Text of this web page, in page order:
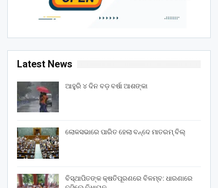
Latest News
ଆହୁରି ୪ ଦିନ ବଡ଼ ବର୍ଷା ଆଶଙ୍କା
ଲୋକସଭାରେ ପାରିତ ହେଲା ବନ୍ଦେ ମାତରମ୍‌ ବିଲ୍‌
ବିସ୍ଥାପିତଙ୍କ କ୍ଷତିପୂରଣରେ ବିଳମ୍ବ: ଧାରଣାରେ